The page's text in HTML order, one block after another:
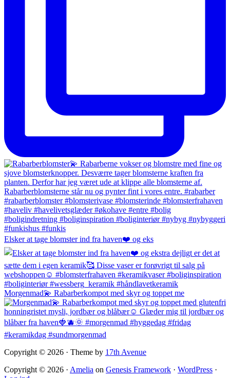
Elsker at tage blomster ind fra haven❤️ og eks
Morgenmad💫 Rabarberkompot med skyr og toppet me
Copyright © 2026 · Theme by 17th Avenue
Copyright © 2026 · Amelia on Genesis Framework · WordPress ·